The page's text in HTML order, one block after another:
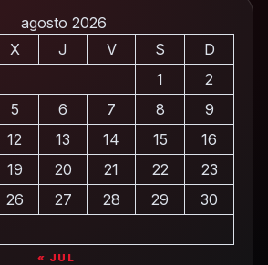
agosto 2026
X J V S
D
1
2
5 6 7 8
9
12 13 14 15
16
19 20 21 22
23
26 27 28 29
30
« JUL